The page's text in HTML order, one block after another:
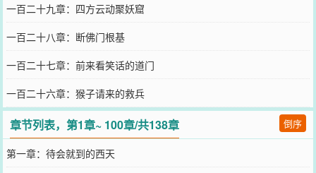
一百二十九章：四方云动聚妖窟
一百二十八章：断佛门根基
一百二十七章：前来看笑话的道门
一百二十六章：猴子请来的救兵
章节列表，第1章~ 100章/共138章 倒序
第一章：待会就到的西天